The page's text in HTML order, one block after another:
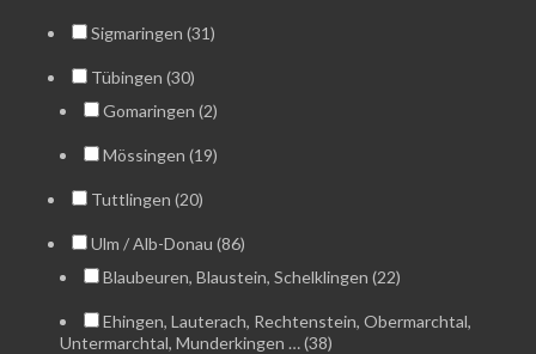
Sigmaringen (31)
Tübingen (30)
Gomaringen (2)
Mössingen (19)
Tuttlingen (20)
Ulm / Alb-Donau (86)
Blaubeuren, Blaustein, Schelklingen (22)
Ehingen, Lauterach, Rechtenstein, Obermarchtal,
Untermarchtal, Munderkingen … (38)